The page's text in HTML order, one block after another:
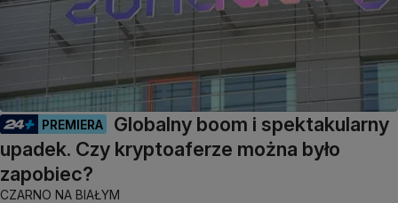
PREMIERA
Globalny boom i spektakularny
upadek. Czy kryptoaferze można było
zapobiec?
CZARNO NA BIAŁYM